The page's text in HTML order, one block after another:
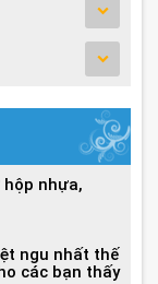
nhựa,
ngu nhất thế
các bạn thấy